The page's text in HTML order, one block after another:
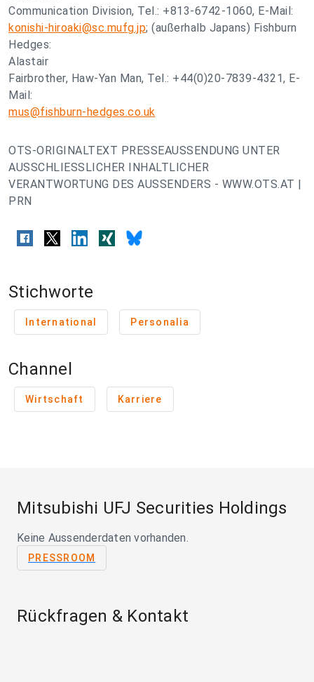
Communication Division, Tel.: +813-6742-1060, E-Mail:
konishi-hiroaki@sc.mufg.jp; (außerhalb Japans) Fishburn
Hedges:
Alastair
Fairbrother, Haw-Yan Man, Tel.: +44(0)20-7839-4321, E-
Mail:
mus@fishburn-hedges.co.uk
OTS-ORIGINALTEXT PRESSEAUSSENDUNG UNTER
AUSSCHLIESSLICHER INHALTLICHER
VERANTWORTUNG DES AUSSENDERS - WWW.OTS.AT |
PRN
Stichworte
International Personalia
Channel
Wirtschaft Karriere
Mitsubishi UFJ Securities Holdings
Keine Aussenderdaten vorhanden.
PRESSROOM
Rückfragen & Kontakt